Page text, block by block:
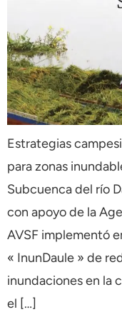
Estrategias
para zonas
Subcuenca del río
con apoyo de la
AVSF implementó
« InunDaule » de
inundaciones en la
el […]